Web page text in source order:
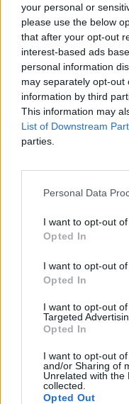
your personal or
please use the below
that after your opt-out
interest-based ads
personal information
may separately opt-
information by third
This information may
List of Downstream
parties.
Personal Data
I want to opt-out
Opted In
I want to opt-out
Opted In
I want to opt-out
Targeted
Opted In
I want to opt-out
and/or Sharing of
Unrelated with the
collected.
Opted Out
Aleksandra Cieślik
Dzisiaj 18:17
3 min
Reklama
Reklama
Kraj